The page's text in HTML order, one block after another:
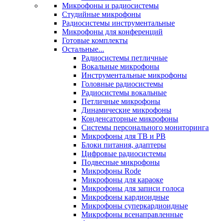
Микрофоны и радиосистемы
Студийные микрофоны
Радиосистемы инструментальные
Микрофоны для конференций
Готовые комплекты
Остальные...
Радиосистемы петличные
Вокальные микрофоны
Инструментальные микрофоны
Головные радиосистемы
Радиосистемы вокальные
Петличные микрофоны
Динамические микрофоны
Конденсаторные микрофоны
Системы персонального мониторинга
Микрофоны для ТВ и РВ
Блоки питания, адаптеры
Цифровые радиосистемы
Подвесные микрофоны
Микрофоны Rode
Микрофоны для караоке
Микрофоны для записи голоса
Микрофоны кардиоидные
Микрофоны суперкардиоидные
Микрофоны всенаправленные